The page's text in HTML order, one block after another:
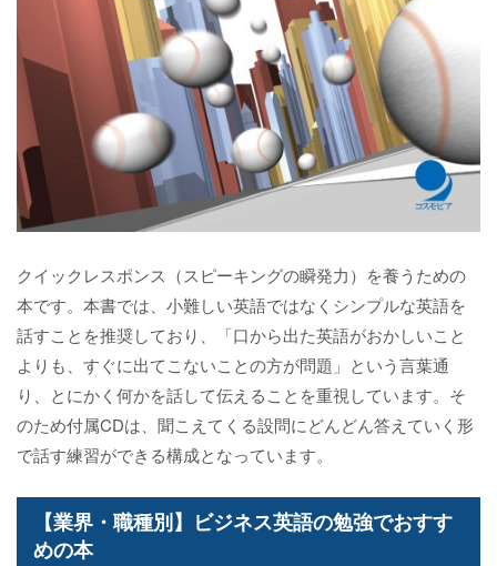
クイックレスポンス（スピーキングの瞬発力）を養うための
本です。本書では、小難しい英語ではなくシンプルな英語を
話すことを推奨しており、「口から出た英語がおかしいこと
よりも、すぐに出てこないことの方が問題」という言葉通
り、とにかく何かを話して伝えることを重視しています。そ
のため付属CDは、聞こえてくる設問にどんどん答えていく形
で話す練習ができる構成となっています。
【業界・職種別】ビジネス英語の勉強でおすす
めの本